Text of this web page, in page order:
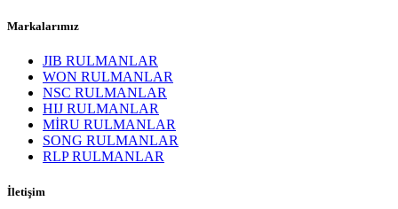
Markalarımız
JIB RULMANLAR
WON RULMANLAR
NSC RULMANLAR
HIJ RULMANLAR
MİRU RULMANLAR
SONG RULMANLAR
RLP RULMANLAR
İletişim